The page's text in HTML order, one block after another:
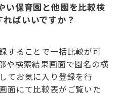
い保育園と他園を比較検
ばいいですか？
することで一括比較が可
や検索結果画面で園名の横
てお気に入り登録を行
面にて比較表がご覧いた